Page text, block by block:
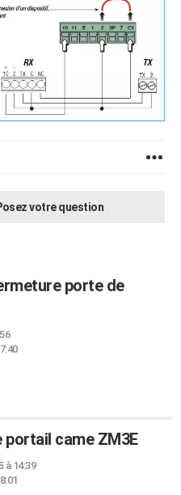
votre question
porte de
came ZM3E
à 14:39